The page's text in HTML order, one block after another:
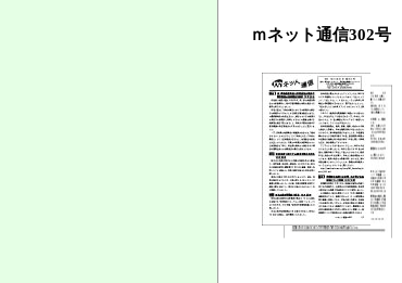
ｍネット通信302号